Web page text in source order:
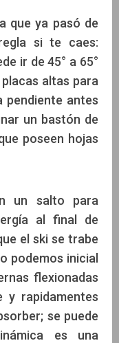
que ya pasó de
si te caes:
ir de 45° a 65°
altas para
pendiente antes
un bastón de
poseen hojas
un salto para
al final de
el ski se trabe
podemos inicial
flexionadas
y rapidamentes
se puede
es una